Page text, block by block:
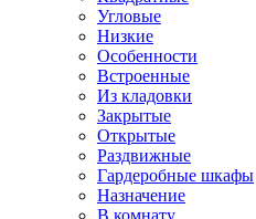
Угловые
Низкие
Особенности
Встроенные
Из кладовки
Закрытые
Открытые
Раздвижные
Гардеробные шкафы
Назначение
В комнату